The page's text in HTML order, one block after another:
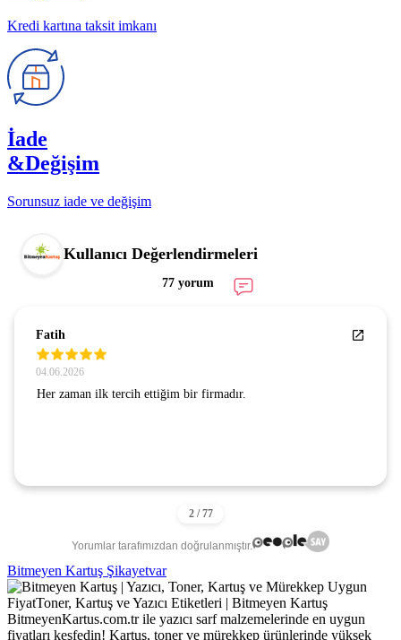
Kredi kartına taksit imkanı
İade
&Değişim
Sorunsuz iade ve değişim
Kullanıcı Değerlendirmeleri
77 yorum
Fatih
04.06.2026
Her zaman ilk tercih ettiğim bir firmadır.
Yorumlar tarafımızdan doğrulanmıştır.
Bitmeyen Kartuş Şikayetvar
BitmeyenKartus.com.tr ile yazıcı sarf malzemelerinde en uygun
fiyatları keşfedin! Kartuş, toner ve mürekkep ürünlerinde yüksek